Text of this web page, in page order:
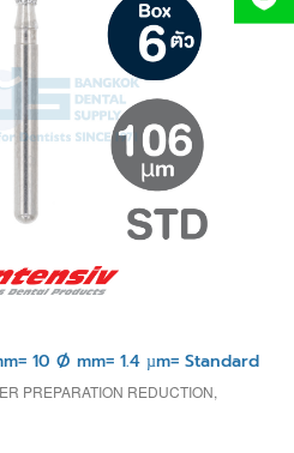
10 Ø mm= 1.4 µm= Standard
PREPARATION REDUCTION,